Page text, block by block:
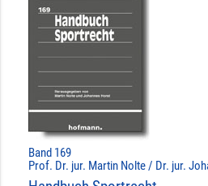
Band 169
Prof. Dr. jur. Martin Nolte / Dr. jur.